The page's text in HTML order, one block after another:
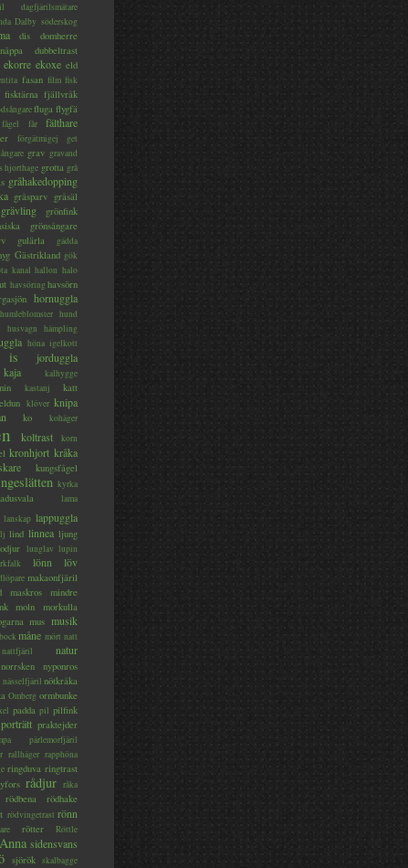
dagfjärilsmätare
Dalby söderskog
dis domherre
dubbeltrast
ekorre ekoxe eld
fasan film fisk
fisktärna fjällvråk
fluga flygfä
fågel får fälthare
förgätmigej
get
grav gravand
hjorthage grotta grå
gråhakedopping
gråsparv gråsäl
grävling
grönfink
grönsångare
gulärla gädda
Gästrikland gök
kanal hallon halo
havsöring havsörn
hornuggla
humleblomster hund
husvagn
hämpling
höna igelkott
is jorduggla
kaja kalhygge
kastanj katt
klöver knipa
ko kohäger
koltrast korn
kronhjort kråka
kungsfågel
kyrka
lama
lanskap lappuggla
lind linnea ljung
lunglav lupin
lönn löv
makaonfjäril
maskros
mindre
moln morkulla
mus musik
måne mört natt
nattfjäril natur
norrsken nyponros
nässelfjäril nötkråka
Omberg ormbunke
padda pil pilfink
porträtt praktejder
pärlemorfjäril
rallhäger rapphöna
ringduva ringtrast
rådjur råka
rödbena rödhake
rödvingetrast rönn
rötter
Röttle
sidensvans
sjörök skalbagge